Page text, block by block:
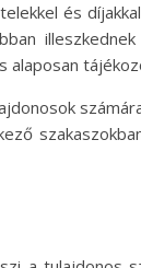
és
alaposan